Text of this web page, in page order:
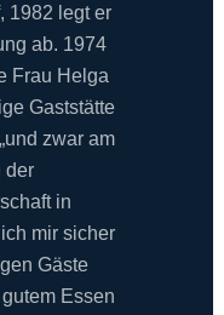
1982 legt er
ab. 1974
Frau Helga
Gaststätte
zwar am
der
in
mir sicher
Gäste
Essen